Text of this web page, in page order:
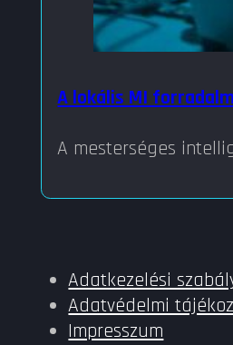
A lokális MI
A mesterséges
Adatkezelési
Adatvédelmi
Impresszum